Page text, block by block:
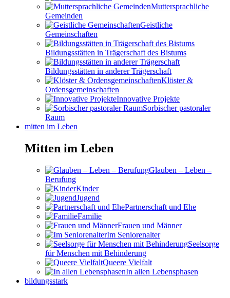
Muttersprachliche
Gemeinden
Geistliche
Gemeinschaften
Bildungsstätten in Trägerschaft des Bistums
Bildungsstätten in anderer Trägerschaft
Klöster &
Ordensgemeinschaften
Innovative Projekte
Sorbischer pastoraler
Raum
mitten im Leben
Mitten im Leben
Glauben – Leben –
Berufung
Kinder
Jugend
Partnerschaft und Ehe
Familie
Frauen und Männer
Im Seniorenalter
Seelsorge
für Menschen mit Behinderung
Queere Vielfalt
In allen Lebensphasen
bildungsstark